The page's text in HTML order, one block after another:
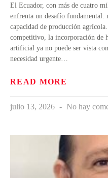
El Ecuador, con más de cuatro
enfrenta un desafío fundamental:
capacidad de producción
competitivo, la incorporación de
artificial ya no puede ser vista
necesidad urgente…
READ MORE
julio 13, 2026 No hay